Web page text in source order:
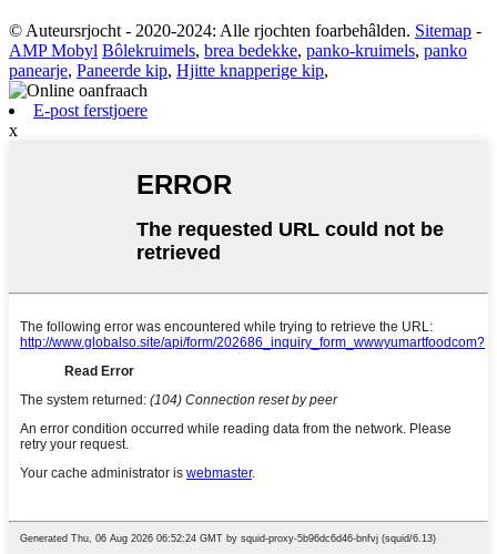
© Auteursrjocht - 2020-2024: Alle rjochten foarbehâlden. Sitemap -
AMP Mobyl Bôlekruimels, brea bedekke, panko-kruimels, panko
panearje, Paneerde kip, Hjitte knapperige kip,
E-post ferstjoere
x